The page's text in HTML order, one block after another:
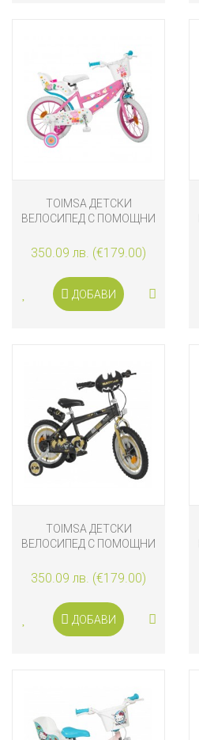
TOIMSA ДЕТСКИ
ВЕЛОСИПЕД С ПОМОЩНИ
ИНЧА РОЗОВ
350.09 лв. (€179.00)
ДОБАВИ
TOIMSA ДЕТСКИ
ВЕЛОСИПЕД С ПОМОЩНИ
ИНЧА
350.09 лв. (€179.00)
ДОБАВИ